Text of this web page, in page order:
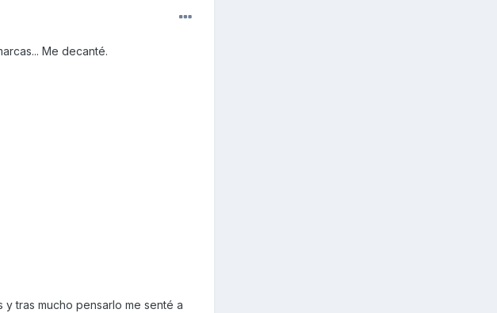
Me decanté.
tras mucho pensarlo me senté a